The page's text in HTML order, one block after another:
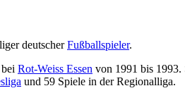
deutscherFußballspieler.
Rot-Weiss Essen von 1991 bis 1993.
und 59 Spiele in der Regionalliga.